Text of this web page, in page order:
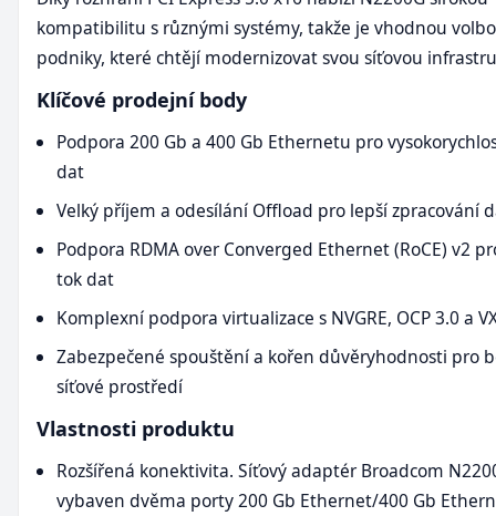
kompatibilitu s různými systémy, takže je vhodnou
podniky, které chtějí modernizovat svou síťovou
Klíčové prodejní body
Podpora 200 Gb a 400 Gb Ethernetu pro
dat
Velký příjem a odesílání Offload pro lepší zpracování
Podpora RDMA over Converged Ethernet (RoCE) v2
tok dat
Komplexní podpora virtualizace s NVGRE, OCP 3.0 a
Zabezpečené spouštění a kořen důvěryhodnosti pro
síťové prostředí
Vlastnosti produktu
Rozšířená konektivita. Síťový adaptér Broadcom
vybaven dvěma porty 200 Gb Ethernet/400 Gb